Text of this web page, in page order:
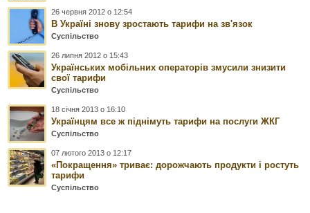
26 червня 2012 о 12:54
В Україні знову зростають тарифи на зв'язок
Суспільство
26 липня 2012 о 15:43
Українських мобільних операторів змусили знизити
свої тарифи
Суспільство
18 січня 2013 о 16:10
Українцям все ж піднімуть тарифи на послуги ЖКГ
Суспільство
07 лютого 2013 о 12:17
«Покращення» триває: дорожчають продукти і ростуть
тарифи
Суспільство